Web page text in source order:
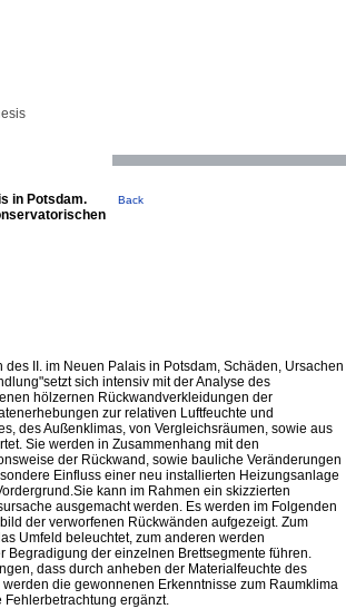
in Potsdam.
Back
II. im Neuen Palais in Potsdam, Schäden, Ursachen
sich intensiv mit der Analyse des
hölzernen Rückwandverkleidungen der
zur relativen Luftfeuchte und
des Außenklimas, von Vergleichsräumen, sowie aus
Sie werden in Zusammenhang mit den
der Rückwand, sowie bauliche Veränderungen
Einfluss einer neu installierten Heizungsanlage
kann im Rahmen ein skizzierten
ausgemacht werden. Es werden im Folgenden
der verworfenen Rückwänden aufgezeigt. Zum
Umfeld beleuchtet, zum anderen werden
der einzelnen Brettsegmente führen.
dass durch anheben der Materialfeuchte des
die gewonnenen Erkenntnisse zum Raumklima
ergänzt.